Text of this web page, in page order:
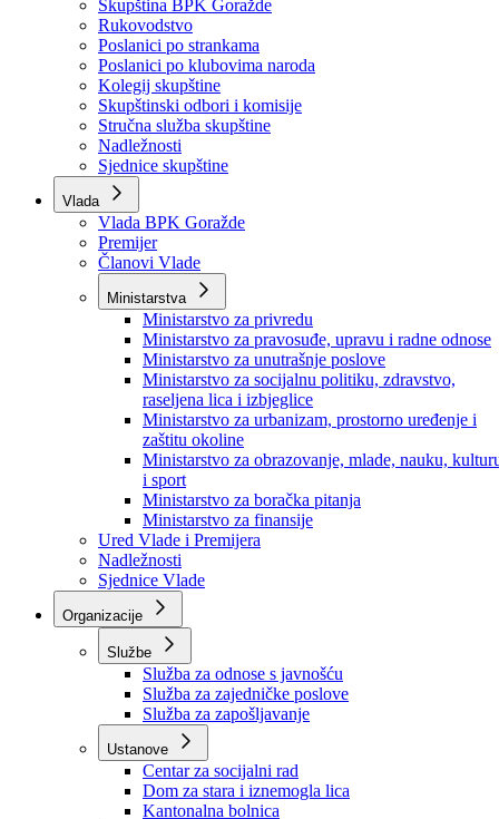
Korona virus
Skupština
Skupština BPK Goražde
Rukovodstvo
Poslanici po strankama
Poslanici po klubovima naroda
Kolegij skupštine
Skupštinski odbori i komisije
Stručna služba skupštine
Nadležnosti
Sjednice skupštine
Vlada
Vlada BPK Goražde
Premijer
Članovi Vlade
Ministarstva
Ministarstvo za privredu
Ministarstvo za pravosuđe, upravu i radne odnose
Ministarstvo za unutrašnje poslove
Ministarstvo za socijalnu politiku, zdravstvo,
raseljena lica i izbjeglice
Ministarstvo za urbanizam, prostorno uređenje i
zaštitu okoline
Ministarstvo za obrazovanje, mlade, nauku,
i sport
Ministarstvo za boračka pitanja
Ministarstvo za finansije
Ured Vlade i Premijera
Nadležnosti
Sjednice Vlade
Organizacije
Službe
Služba za odnose s javnošću
Služba za zajedničke poslove
Služba za zapošljavanje
Ustanove